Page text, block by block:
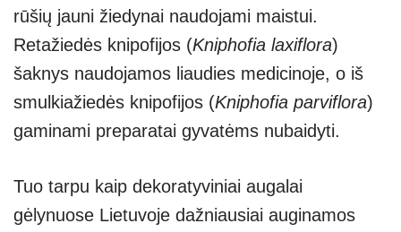
rūšių jauni žiedynai naudojami maistui.
Retažiedės knipofijos (Kniphofia laxiflora)
šaknys naudojamos liaudies medicinoje, o iš
smulkiažiedės knipofijos (Kniphofia parviflora)
gaminami preparatai gyvatėms nubaidyti.
Tuo tarpu kaip dekoratyviniai augalai
gėlynuose Lietuvoje dažniausiai auginamos